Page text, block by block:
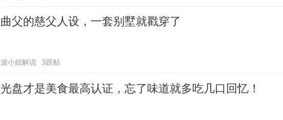
曲父的慈父人设，一套别墅就戳穿了
波小妞解说 3跟贴
光盘才是美食最高认证，忘了味道就多吃几口回忆！